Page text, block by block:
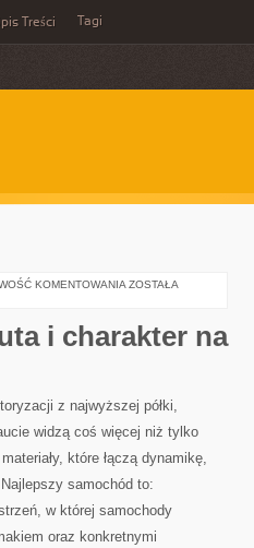
Treści Tagi
KOMENTOWANIA OC
ZOSTAŁA
i charakter na
z najwyższej półki,
widzą coś więcej niż tylko
które łączą dynamikę,
samochód to:
w której samochody
oraz konkretnymi